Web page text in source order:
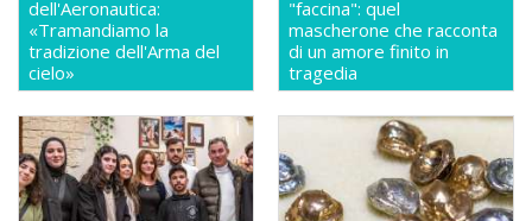
dell'Aeronautica:
«Tramandiamo la
tradizione dell'Arma del
cielo»
"faccina": quel
mascherone che racconta
di un amore finito in
tragedia